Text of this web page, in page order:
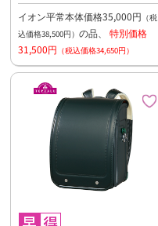
イオン平常本体価格35,000円 （税
込価格38,500円） の品、 特別価格
31,500円 （税込価格34,650円）